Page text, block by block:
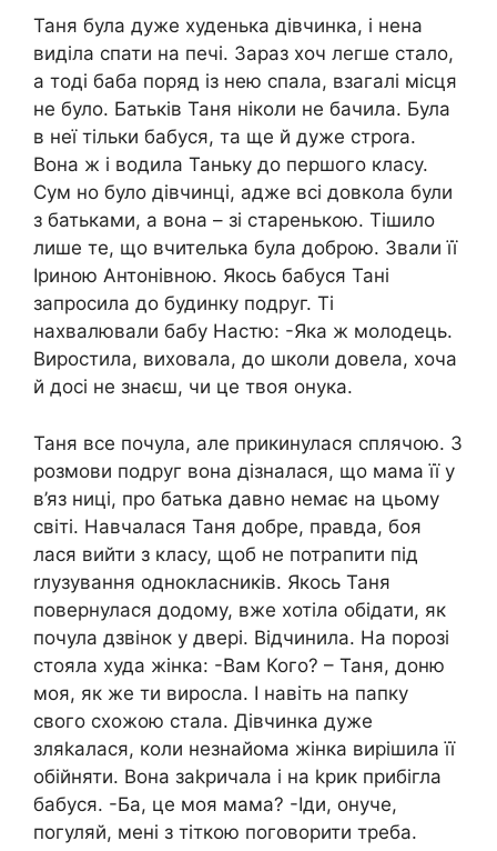
Таня була дуже худенька дівчинка, і нена
виділа спати на печі. Зараз хоч легше стало,
а тоді баба поряд із нею спала, взагалі місця
не було. Батьків Таня ніколи не бачила. Була
в неї тільки бабуся, та ще й дуже строrа.
Вона ж і водила Таньку до першого класу.
Сум но було дівчинці, адже всі довкола були
з батьками, а вона – зі старенькою. Тішило
лише те, що вчителька була доброю. Звали її
Іриною Антонівною. Якось бабуся Тані
запросила до будинку подруг. Ті
нахвалювали бабу Настю: -Яка ж молодець.
Виростила, виховала, до школи довела, хоча
й досі не знаєш, чи це твоя онука.
Таня все почула, але прикинулася сплячою. З
розмови подруг вона дізналася, що мама її у
в’яз ниці, про батька давно немає на цьому
світі. Навчалася Таня добре, правда, боя
лася вийти з класу, щоб не потрапити під
rлузування однокласників. Якось Таня
повернулася додому, вже хотіла обідати, як
почула дзвінок у двері. Відчинила. На порозі
стояла худа жінка: -Вам Кого? – Таня, доню
моя, як же ти виросла. І навіть на папку
свого схожою стала. Дівчинка дуже
зляkалася, коли незнайома жінка вирішила її
обійняти. Вона заkричала і на kрик прибігла
бабуся. -Ба, це моя мама? -Іди, онуче,
погуляй, мені з тіткою поговорити треба.